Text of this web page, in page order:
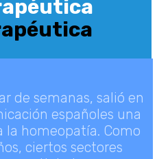
de semanas, salió en
españoles una
homeopatía. Como
ciertos sectores